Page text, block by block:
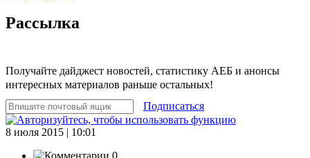
Рассылка
Получайте дайджест новостей, статистику АЕБ и анонсы
интересных материалов раньше остальных!
Подписаться
8 июля 2015 | 10:01
0